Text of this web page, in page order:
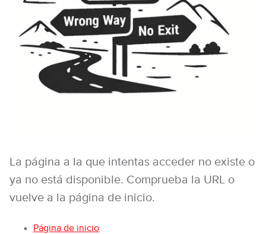
La página a la que intentas acceder no existe o
ya no está disponible. Comprueba la URL o
vuelve a la página de inicio.
Página de inicio